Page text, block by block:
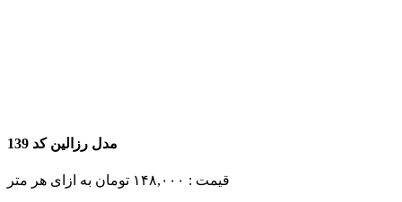
مدل رزالین کد 139
قیمت : ۱۴۸,۰۰۰ تومان به ازای هر متر